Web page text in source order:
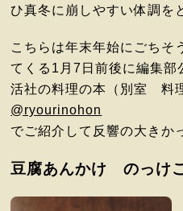
ひ真冬に崩しやすい体調を
こちらは年末年始にごちそ
てくる1月7日前後に編集
活社の料理の本（別室 料
@ryourinohon
でご紹介して反響の大きか
豆腐あんかけ のっけ